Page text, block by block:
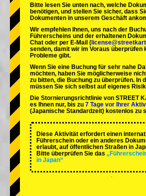
Bitte lesen Sie unten nach, welche
benötigen, und stellen Sie sicher, dass
Dokumenten in unserem Geschäft
Wir empfehlen Ihnen, uns nach der
Führerscheins und der erhaltenen
Chat oder per E-Mail (
senden, damit wir im Voraus überprüfen
Probleme gibt.
Wenn Sie eine Buchung für sehr nahe
möchten, haben Sie möglicherweise
zu bitten, die Buchung zu überprüfen. In
müssen Sie sich selbst auf eigenes
Die Stornierungsrichtlinie von STREET
es Ihnen nur, bis zu 7 Tage vor Ihrer
(Japanische Standardzeit) kostenlos zu
Diese Aktivität erfordert einen
Führerschein oder ein anderes
erlaubt, auf öffentlichen Straßen in
Bitte überprüfen Sie das
in Japan“